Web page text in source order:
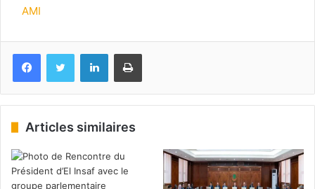
AMI
FacebookTwitter LinkedinImprimer
Articles similaires